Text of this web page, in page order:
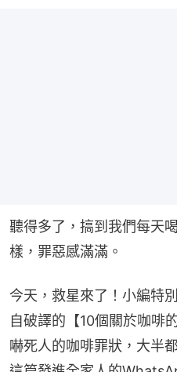
聽得多了，搞到我們每天
樣，罪惡感滿滿。‍️
今天，救星來了！小編特
自破譯的【10個關於咖啡
嚇死人的咖啡罪狀，大半